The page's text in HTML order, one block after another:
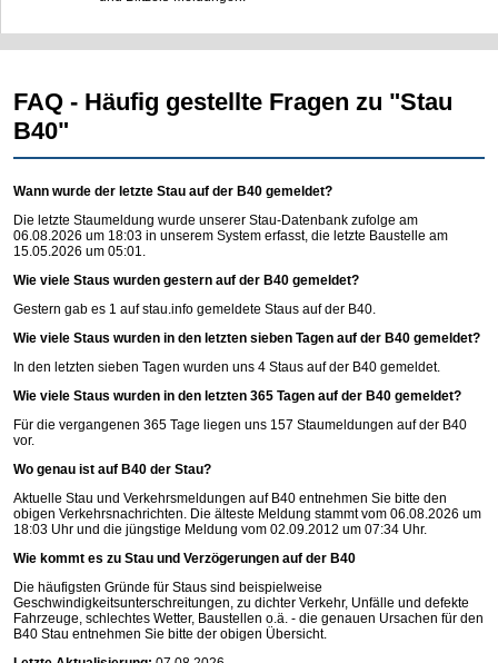
FAQ - Häufig gestellte Fragen zu "Stau
B40"
Wann wurde der letzte Stau auf der B40 gemeldet?
Die letzte Staumeldung wurde unserer Stau-Datenbank zufolge am
06.08.2026 um 18:03 in unserem System erfasst, die letzte Baustelle am
15.05.2026 um 05:01.
Wie viele Staus wurden gestern auf der B40 gemeldet?
Gestern gab es 1 aufstau.info gemeldete Staus auf der B40.
Wie viele Staus wurden in den letzten sieben Tagen auf der B40 gemeldet?
In den letzten sieben Tagen wurden uns 4 Staus auf der B40 gemeldet.
Wie viele Staus wurden in den letzten 365 Tagen auf der B40 gemeldet?
Für die vergangenen 365 Tage liegen uns 157 Staumeldungen auf der B40
vor.
Wo genau ist auf B40 der Stau?
Aktuelle Stau und Verkehrsmeldungen auf B40 entnehmen Sie bitte den
obigen Verkehrsnachrichten. Die älteste Meldung stammt vom 06.08.2026 um
18:03 Uhr und die jüngstige Meldung vom 02.09.2012 um 07:34 Uhr.
Wie kommt es zu Stau und Verzögerungen auf der B40
Die häufigsten Gründe für Staus sind beispielweise
Geschwindigkeitsunterschreitungen, zu dichter Verkehr, Unfälle und defekte
Fahrzeuge, schlechtes Wetter, Baustellen o.ä. - die genauen Ursachen für den
B40 Stau entnehmen Sie bitte der obigen Übersicht.